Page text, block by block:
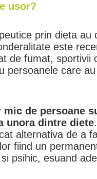
usor?
prin dieta au
este
de fumat, sportivii
persoanele care
mic de persoane
unora dintre diete
alternativa de a
fiind un
psihic, esuand